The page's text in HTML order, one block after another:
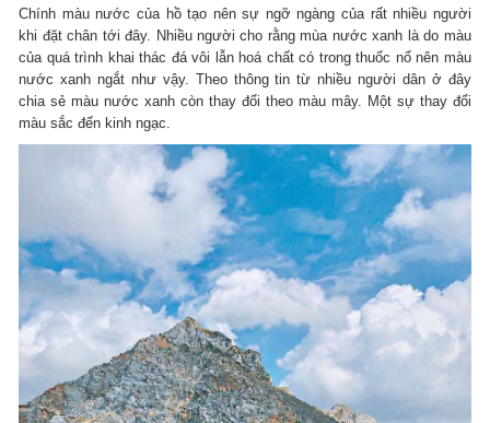
Chính màu nước của hồ tạo nên sự ngỡ ngàng của rất nhiều người
khi đặt chân tới đây. Nhiều người cho rằng mùa nước xanh là do màu
của quá trình khai thác đá vôi lẫn hoá chất có trong thuốc nổ nên màu
nước xanh ngắt như vậy. Theo thông tin từ nhiều người dân ở đây
chia sẻ màu nước xanh còn thay đổi theo màu mây. Một sự thay đổi
màu sắc đến kinh ngạc.